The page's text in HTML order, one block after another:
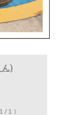
ん)
/１）